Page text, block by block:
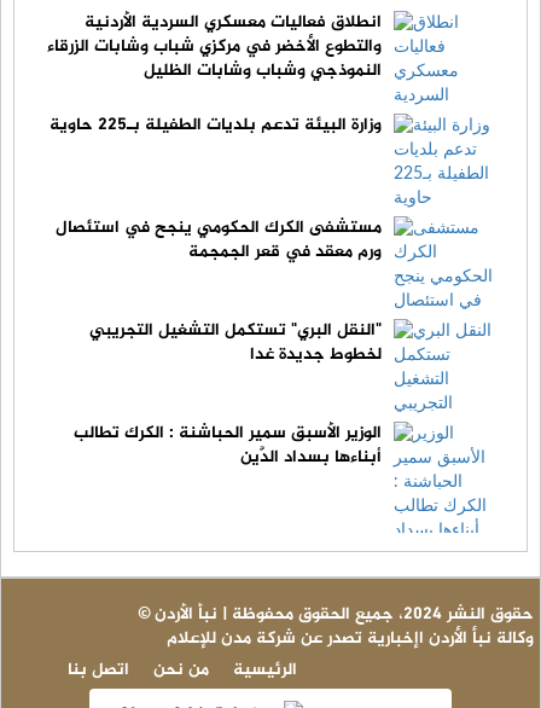
انطلاق فعاليات معسكري السردية الأردنية
والتطوع الأخضر في مركزي شباب وشابات الزرقاء
النموذجي وشباب وشابات الظليل
وزارة البيئة تدعم بلديات الطفيلة بـ225 حاوية
مستشفى الكرك الحكومي ينجح في استئصال
ورم معقد في قعر الجمجمة
"النقل البري" تستكمل التشغيل التجريبي
لخطوط جديدة غدا
الوزير الأسبق سمير الحباشنة : الكرك تطالب
أبناءها بسداد الدَّين
© حقوق النشر 2024، جميع الحقوق محفوظة | نبأ الأردن
وكالة نبأ الأردن اإخبارية تصدر عن شركة مدن للإعلام
اتصل بنا
من نحن الرئيسية